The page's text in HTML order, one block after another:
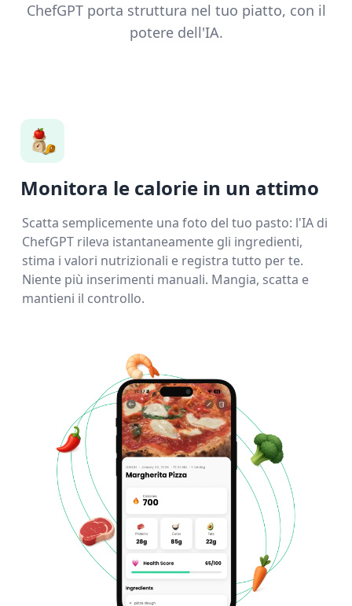
ChefGPT porta struttura nel tuo piatto, con il
potere dell'IA.
Monitora le calorie in un attimo
Scatta semplicemente una foto del tuo pasto: l'IA di
ChefGPT rileva istantaneamente gli ingredienti,
stima i valori nutrizionali e registra tutto per te.
Niente più inserimenti manuali. Mangia, scatta e
mantieni il controllo.